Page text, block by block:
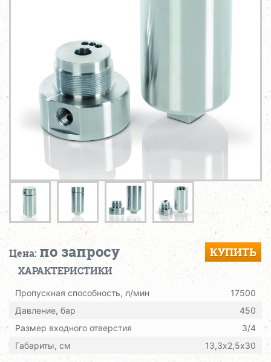
Цена: по запросу КУПИТЬ
ХАРАКТЕРИСТИКИ
Пропускная способность, л/мин
17500
Давление, бар
450
Размер входного отверстия
3/4
Габариты, см
13,3х2,5х30